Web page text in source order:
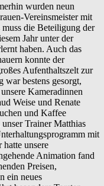
wurden neun
Vereinsmeister mit
die Beteiligung der
Jahr unter der
haben. Auch das
konnte der
Aufenthaltszelt zur
war bestens gesorgt,
Kameradinnen
Weise und Renate
und Kaffee
Trainer Matthias
mit
unsere
Animation fand
Preisen,
ein neues